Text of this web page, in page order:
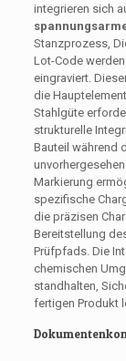
integrieren sich
Stanzprozess,
Lot-Code
eingraviert.
die
Stahlgüte
strukturelle
Bauteil während
Markierung
spezifische
die präzisen
Bereitstellung
Prüfpfads. Die
chemischen
standhalten,
fertigen Produkt